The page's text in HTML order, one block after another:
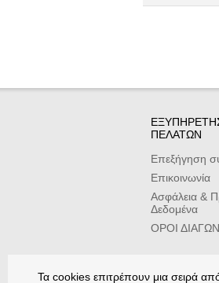
ΠΕΛΑΤΩΝ
Επεξήγηση
Επικοινωνία
Ασφάλεια &
Δεδομένα
ΟΡΟΙ
Εγγραφείτε
Τα cookies επιτρέπουν μια σειρά